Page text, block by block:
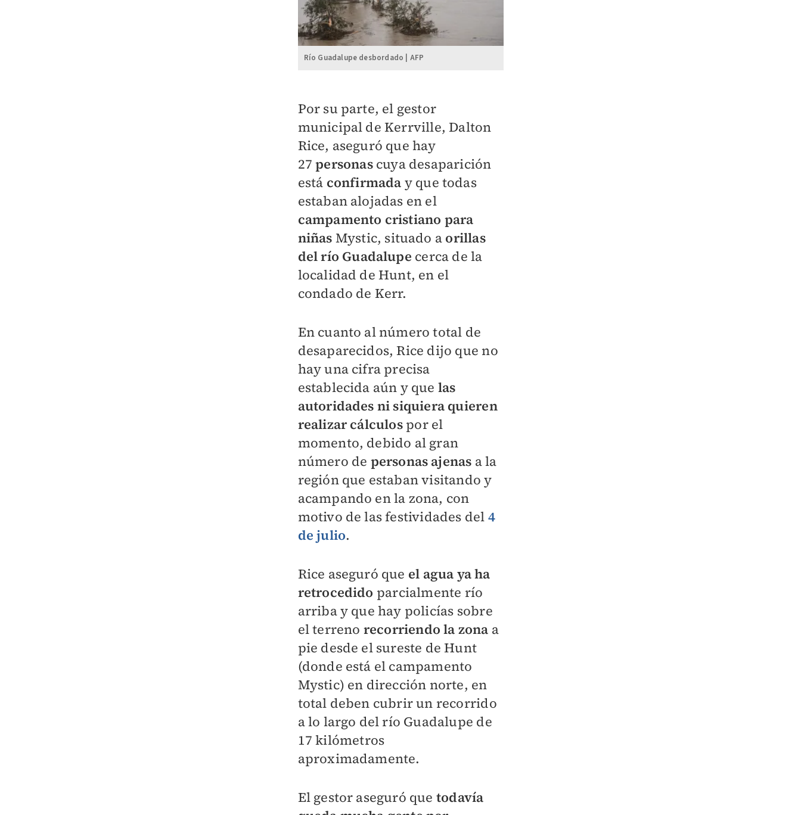
Río Guadalupe desbordado | AFP
Por su parte, el gestor
municipal de Kerrville, Dalton
Rice, aseguró que hay
27 personascuya desaparición
está confirmada y que todas
estaban alojadas en el
campamento cristiano para
niñas Mystic, situado a orillas
del río Guadalupe cerca de la
localidad de Hunt, en el
condado de Kerr.
En cuanto al número total de
desaparecidos, Rice dijo que no
hay una cifra precisa
establecida aún y que las
autoridades ni siquiera quieren
realizar cálculospor el
momento, debido al gran
número de personas ajenas a la
región que estaban visitando y
acampando en la zona, con
motivo de las festividades del 4
de julio.
Rice aseguró que el agua ya ha
retrocedido parcialmente río
arriba y que hay policías sobre
el terreno recorriendo la zona a
pie desde el sureste de Hunt
(donde está el campamento
Mystic) en dirección norte, en
total deben cubrir un recorrido
a lo largo del río Guadalupe de
17 kilómetros
aproximadamente.
El gestor aseguró que todavía